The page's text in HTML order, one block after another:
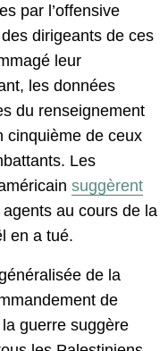
par l’offensive
dirigeants de ces
leur
les données
du renseignement
cinquième de ceux
Les
suggèrent
au cours de la
en a tué.
de la
de
guerre suggère